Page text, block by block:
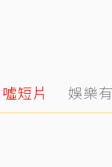
噓短片 娛樂